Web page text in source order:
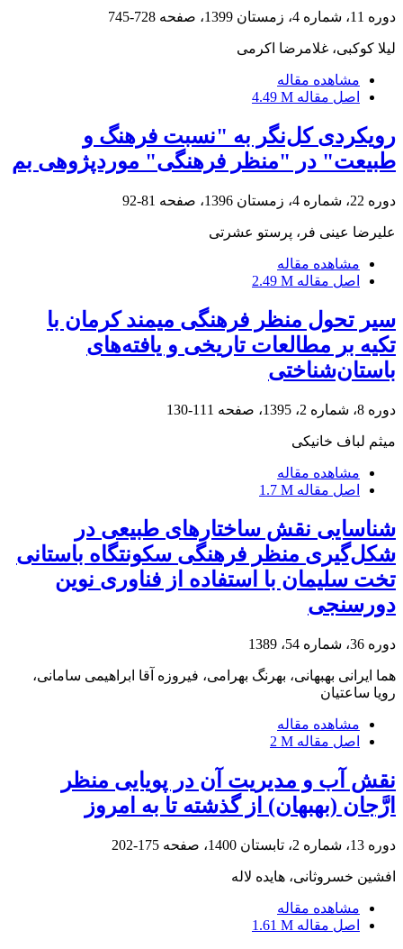
دوره 11، شماره 4، زمستان 1399، صفحه 728-745
لیلا کوکبی، غلامرضا اکرمی
مشاهده مقاله
اصل مقاله 4.49 M
رویکردی کل‌نگر به "نسبت فرهنگ و
طبیعت" در "منظر فرهنگی" موردپژوهی بم
دوره 22، شماره 4، زمستان 1396، صفحه 81-92
علیرضا عینی فر، پرستو عشرتی
مشاهده مقاله
اصل مقاله 2.49 M
سیر تحول منظر فرهنگی میمند کرمان با
تکیه ‌بر مطالعات تاریخی و یافته‌های
باستان‌شناختی
دوره 8، شماره 2، 1395، صفحه 111-130
میثم لباف خانیکی
مشاهده مقاله
اصل مقاله 1.7 M
شناسایی نقش ساختارهای طبیعی در
شکل‌گیری منظر فرهنگی سکونتگاه باستانی
تخت سلیمان با استفاده از فناوری نوین
دورسنجی
دوره 36، شماره 54، 1389
هما ایرانی بهبهانی، بهرنگ بهرامی، فیروزه آقا ابراهیمی سامانی،
رویا ساعتیان
مشاهده مقاله
اصل مقاله 2 M
نقش آب و مدیریت آن در پویایی منظر
ارَّجان (بهبهان) از گذشته تا به امروز
دوره 13، شماره 2، تابستان 1400، صفحه 175-202
افشین خسروثانی، هایده لاله
مشاهده مقاله
اصل مقاله 1.61 M